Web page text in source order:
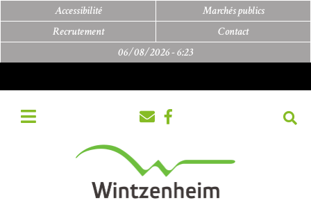
Accessibilité
Marchés publics
Recrutement
Contact
06/08/2026 -6:23